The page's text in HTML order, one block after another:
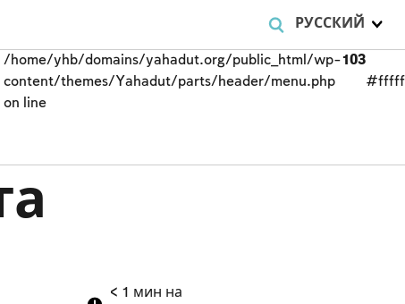
РУССКИЙ
/home/yhb/domains/yahadut.org/public_html/wp-
content/themes/Yahadut/parts/header/menu.php
on line
103
< 1 мин на